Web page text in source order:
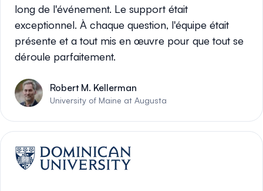
long de l'événement. Le support était
exceptionnel. À chaque question, l'équipe était
présente et a tout mis en œuvre pour que tout se
déroule parfaitement.
Robert M. Kellerman
University of Maine at Augusta